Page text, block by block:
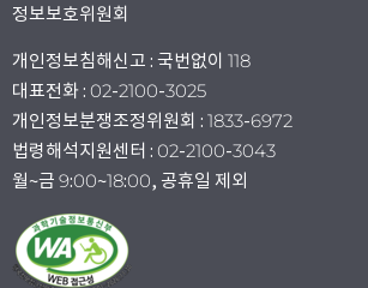
정보보호위원회
개인정보침해신고 : 국번없이 118
대표전화 : 02-2100-3025
개인정보분쟁조정위원회 : 1833-6972
법령해석지원센터 : 02-2100-3043
월~금 9:00~18:00, 공휴일 제외